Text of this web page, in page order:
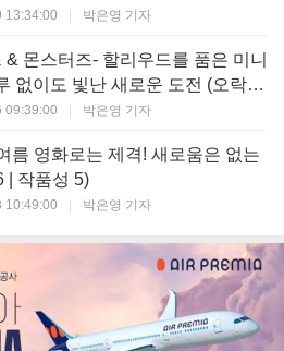
13:34:00 박은영 기자
& 몬스터즈- 할리우드를 품은 미니
이도 빛난 새로운 도전 (오락성
6)
09:39:00 박은영 기자
름 영화로는 제격! 새로움은 없는
| 작품성 5)
10:49:00 박은영 기자